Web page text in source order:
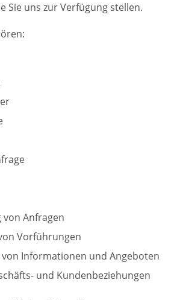
Sie uns zur Verfügung stellen.
Anfragen
Vorführungen
Informationen und Angeboten
und Kundenbeziehungen